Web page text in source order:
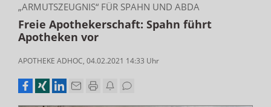
„ARMUTSZEUGNIS“ FÜR SPAHN UND ABDA
Freie Apothekerschaft: Spahn führt
Apotheken vor
APOTHEKE ADHOC, 04.02.2021 14:33 Uhr